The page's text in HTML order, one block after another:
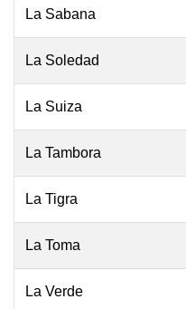
La Sabana
La Soledad
La Suiza
La Tambora
La Tigra
La Toma
La Verde